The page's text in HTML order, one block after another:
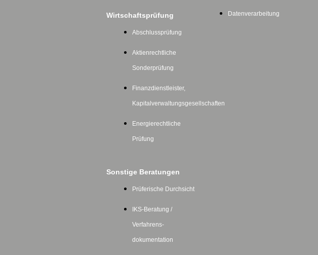
Wirtschaftsprüfung
Abschlussprüfung
Aktienrechtliche
Sonderprüfung
Finanzdienstleister,
Kapitalverwaltungsgesellschaften
Energierechtliche
Prüfung
Sonstige Beratungen
Prüferische Durchsicht
IKS-Beratung /
Verfahrens-
dokumentation
Datenverarbeitung